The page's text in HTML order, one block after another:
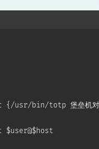
bin/totp 堡垒机对